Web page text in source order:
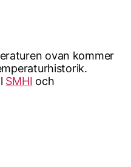
ovan kommer
SMHI och